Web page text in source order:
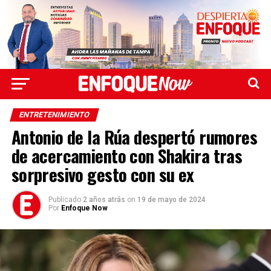
ENTRETENIMIENTO
Antonio de la Rúa despertó rumores
de acercamiento con Shakira tras
sorpresivo gesto con su ex
Publicado 2 años atrás on 19 de mayo de 2024
Por Enfoque Now